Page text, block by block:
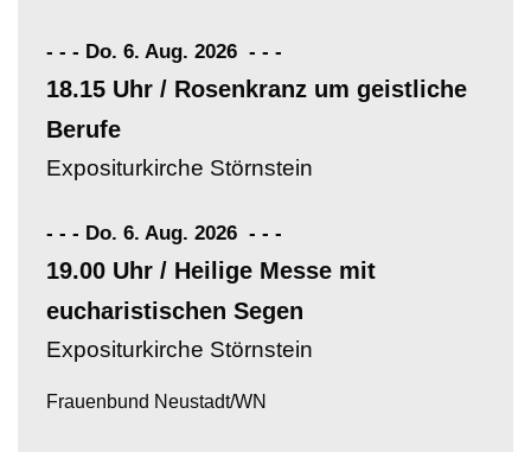
- - - Do. 6. Aug. 2026 - - -
18.15 Uhr / Rosenkranz um geistliche
Berufe
Expositurkirche Störnstein
- - - Do. 6. Aug. 2026 - - -
19.00 Uhr / Heilige Messe mit
eucharistischen Segen
Expositurkirche Störnstein
Frauenbund Neustadt/WN